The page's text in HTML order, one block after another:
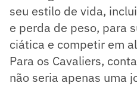
seu estilo de vida,
e perda de peso, para
ciática e competir em
Para os Cavaliers,
não seria apenas uma